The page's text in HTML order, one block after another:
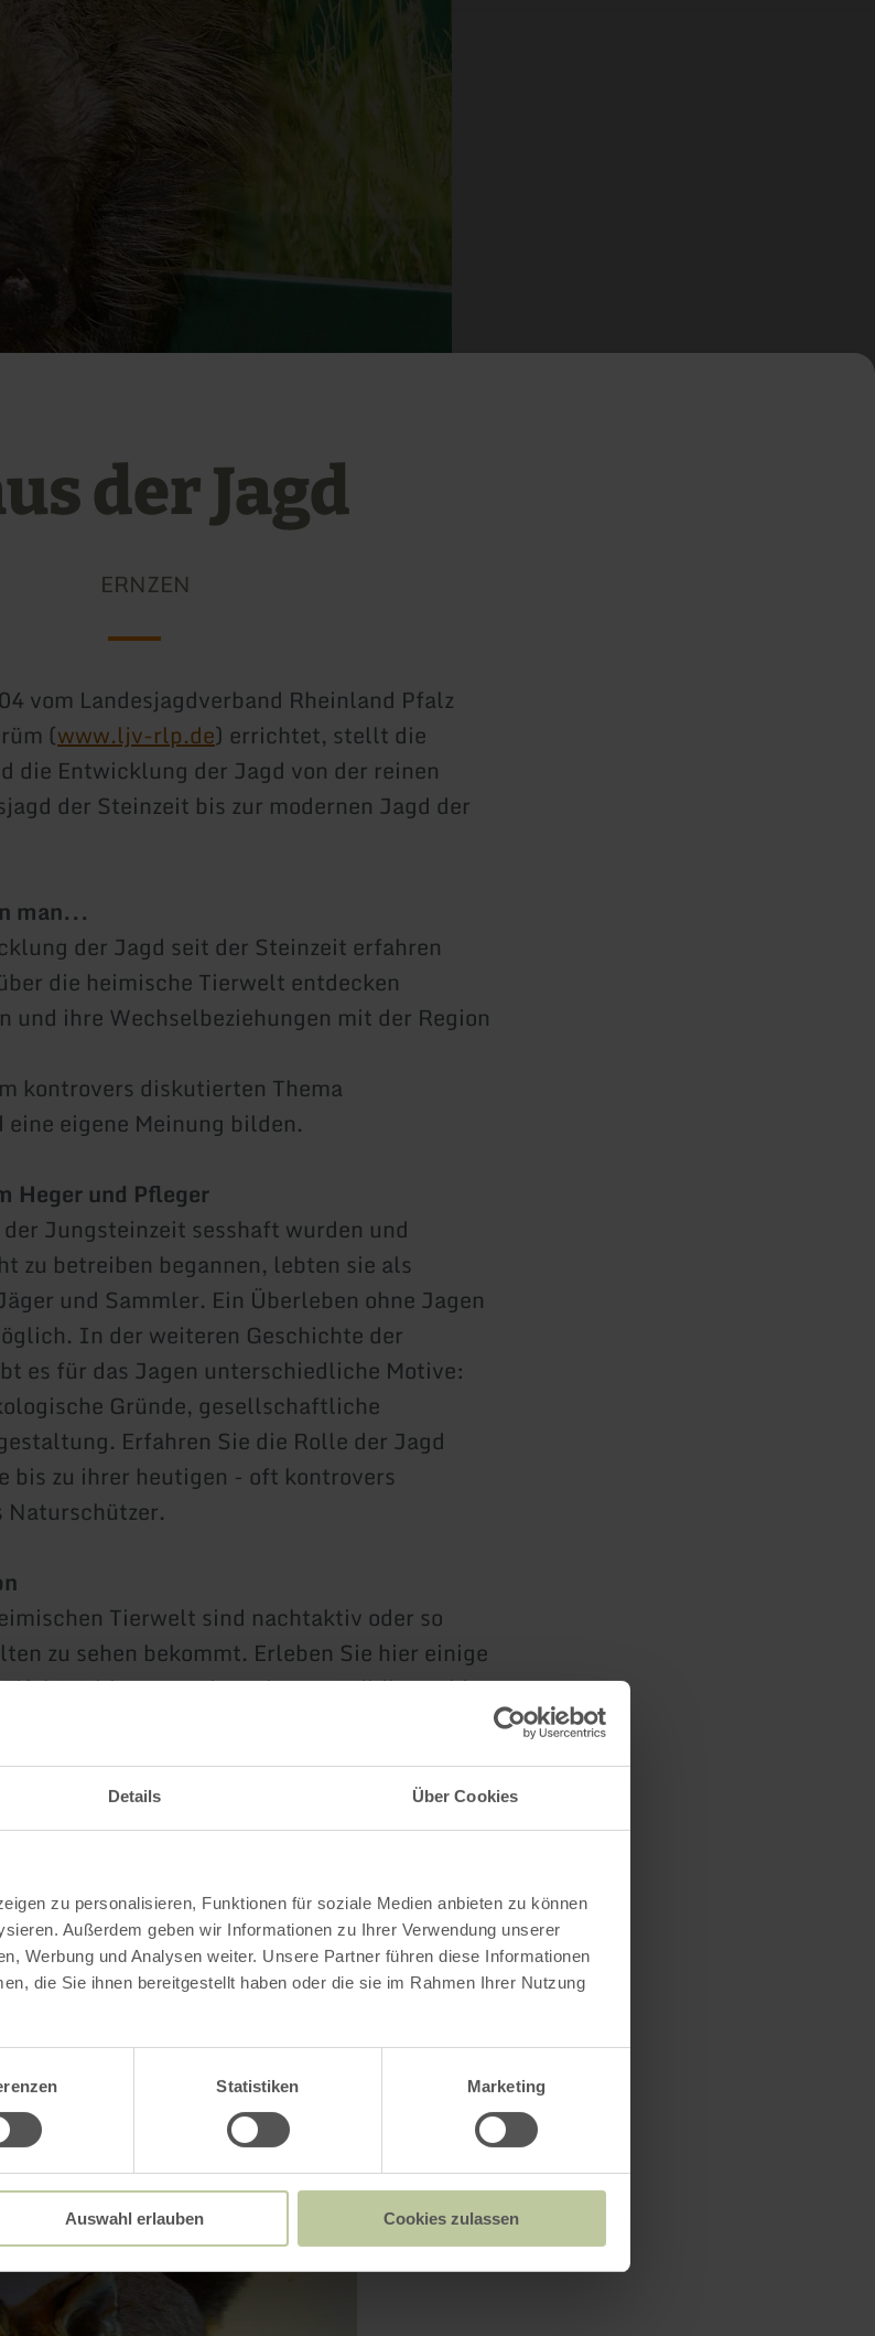
Details Über Cookies
zu personalisieren, Funktionen für soziale Medien anbieten zu können
Außerdem geben wir Informationen zu Ihrer Verwendung unserer
Werbung und Analysen weiter. Unsere Partner führen diese Informationen
die Sie ihnen bereitgestellt haben oder die sie im Rahmen Ihrer Nutzung
Statistiken Marketing
Auswahl erlauben Cookies zulassen
der Jagd
ERNZEN
vom Landesjagdverband Rheinland Pfalz
(www.ljv-rlp.de) errichtet, stellt die
die Entwicklung der Jagd von der reinen
der Steinzeit bis zur modernen Jagd der
man...
der Jagd seit der Steinzeit erfahren
die heimische Tierwelt entdecken
und ihre Wechselbeziehungen mit der Region
kontrovers diskutierten Thema
eigene Meinung bilden.
Heger und Pfleger
Jungsteinzeit sesshaft wurden und
zu betreiben begannen, lebten sie als
und Sammler. Ein Überleben ohne Jagen
In der weiteren Geschichte der
es für das Jagen unterschiedliche Motive:
Gründe, gesellschaftliche
Erfahren Sie die Rolle der Jagd
bis zu ihrer heutigen - oft kontrovers
Tierwelt sind nachtaktiv oder so
zu sehen bekommt. Erleben Sie hier einige
Waldes - von der seltenen Wildkatze bis
erfahren Sie viele interessante Details über